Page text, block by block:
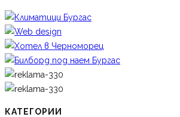
КАТЕГОРИИ